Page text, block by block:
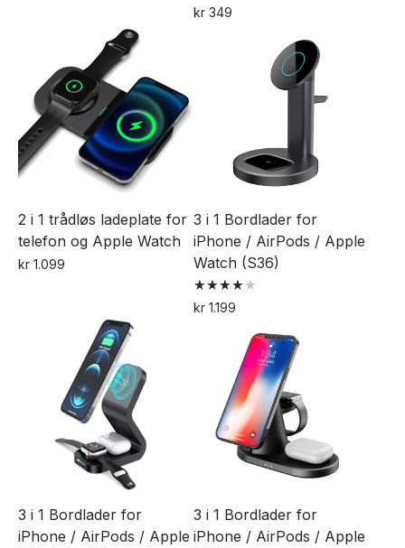
Vurdert
4.82
kr 349
2 i 1 trådløs ladeplate for
telefon og Apple Watch
kr 1.099
3 i 1 Bordlader for
iPhone / AirPods / Apple
Watch (S36)
Vurdert
4.00
kr 1.199
3 i 1 Bordlader for
iPhone / AirPods / Apple
3 i 1 Bordlader for
iPhone / AirPods / Apple